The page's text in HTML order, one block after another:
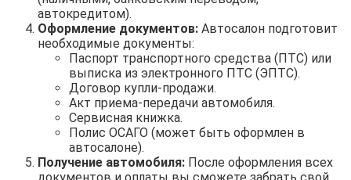
автокредитом).
Оформление документов: Автосалон подготовит
необходимые документы:
Паспорт транспортного средства (ПТС) или
выписка из электронного ПТС (ЭПТС).
Договор купли-продажи.
Акт приема-передачи автомобиля.
Сервисная книжка.
Полис ОСАГО (может быть оформлен в
автосалоне).
Получение автомобиля: После оформления всех